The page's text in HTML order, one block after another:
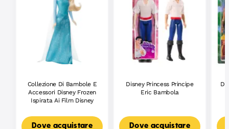
Collezione Di Bambole E
Accessori Disney Frozen
Ispirata Ai Film Disney
Dove acquistare
Disney Princess Principe
Eric Bambola
Dove acquistare